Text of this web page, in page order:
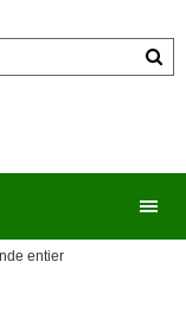
entier